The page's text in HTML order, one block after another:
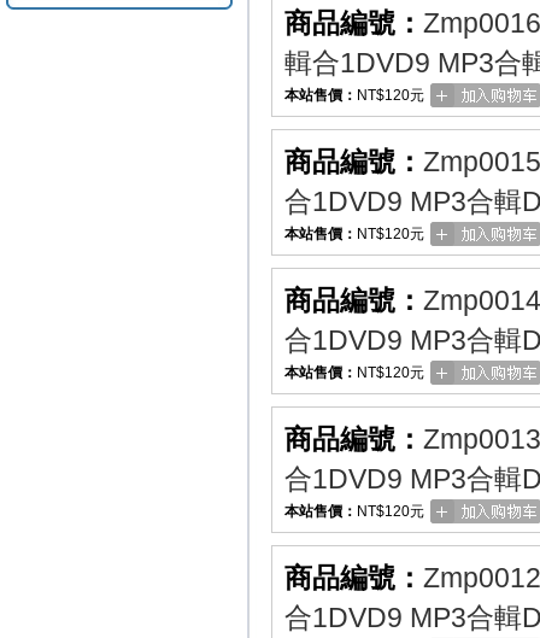
商品編號： Zmp0016
輯合1DVD9 MP3合
本站售價： NT$120元
商品編號： Zmp0015
合1DVD9 MP3合輯
本站售價： NT$120元
商品編號： Zmp0014
合1DVD9 MP3合輯
本站售價： NT$120元
商品編號： Zmp0013
合1DVD9 MP3合輯
本站售價： NT$120元
商品編號： Zmp0012
合1DVD9 MP3合輯